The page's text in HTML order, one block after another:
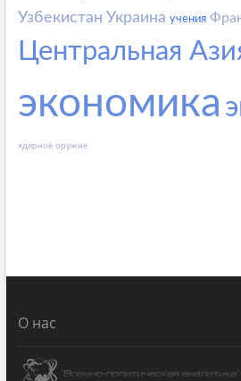
Узбекистан Украина учения
Центральная
экономика
ядерное оружие
О нас